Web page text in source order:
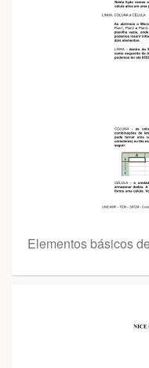
Elementos básicos